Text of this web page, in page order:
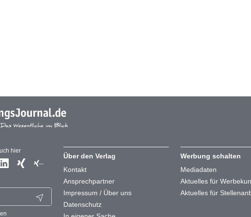
hier
Über den Verlag
Kontakt
Ansprechpartner
Impressum / Über uns
Datenschutz
Werbung schalten
Mediadaten
Aktuelles für
Aktuelles für